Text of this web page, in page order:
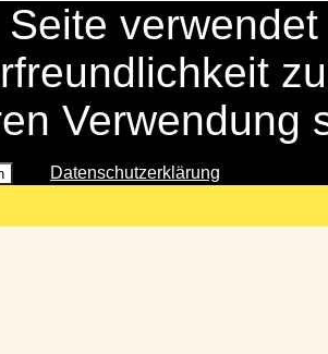
Seite
Verwendung
Datenschutzerklärung